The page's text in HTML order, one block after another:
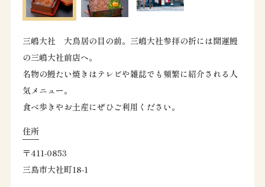
三嶋大社 大鳥居の目の前。三嶋大社参拝の折には開運鰻
の三嶋大社前店へ。
名物の鰻たい焼きはテレビや雑誌でも頻繁に紹介される人
気メニュー。
食べ歩きやお土産にぜひご利用ください。
住所
〒411-0853
三島市大社町18-1